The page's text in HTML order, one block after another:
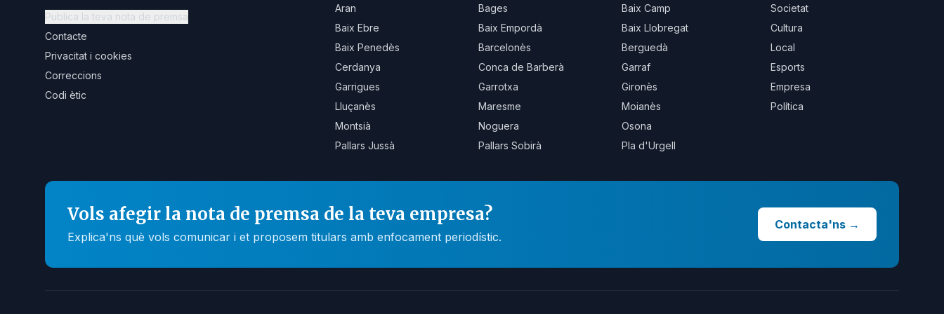
Publica la teva nota de premsa
Contacte
Privacitat i cookies
Correccions
Codi ètic
Aran
Bages
Baix Camp
Baix Ebre
Baix Empordà
Baix Llobregat
Baix Penedès
Barcelonès
Berguedà
Cerdanya
Conca de Barberà
Garraf
Garrigues
Garrotxa
Gironès
Lluçanès
Maresme
Moianès
Montsià
Noguera
Osona
Pallars Jussà
Pallars Sobirà Pla d'Urgell
Societat
Cultura
Local
Esports
Empresa
Política
Vols afegir la nota de premsa de la teva empresa?
Explica'ns què vols comunicar i et proposem titulars amb enfocament periodístic.
Contacta'ns →